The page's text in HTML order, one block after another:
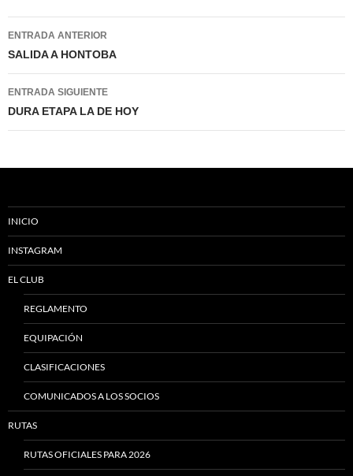
Navegación
de
entradas
ENTRADA ANTERIOR
SALIDA A HONTOBA
ENTRADA SIGUIENTE
DURA ETAPA LA DE HOY
INICIO
INSTAGRAM
EL CLUB
REGLAMENTO
EQUIPACIÓN
CLASIFICACIONES
COMUNICADOS A LOS SOCIOS
RUTAS
RUTAS OFICIALES PARA 2026